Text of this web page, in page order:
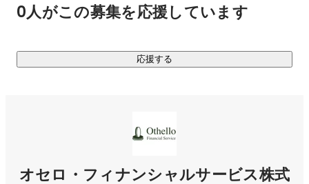
・業務系システム開発
・業務システムの開発
・スマホアプリの開発　など
舗）を運営する不動産会社シティネット(株)が出資母体とな
り、管理する物件の家賃管理や生活クレーム対応を行う会社
0人がこの募集を応援しています
応援する
オセロ・フィナンシャルサービス株式